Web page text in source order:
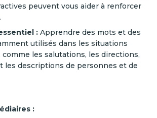
peuvent vous aider à renforcer
: Apprendre des mots et des
utilisés dans les situations
les salutations, les directions,
les descriptions de personnes et de
: